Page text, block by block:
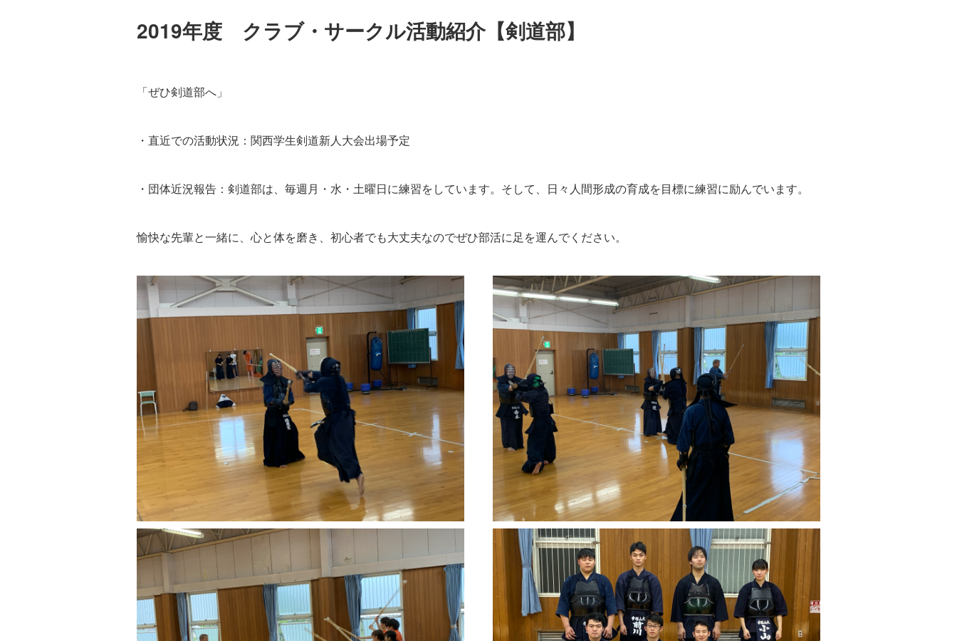
学びサポート 学年暦
2019年度 クラブ・サークル活動紹介【剣道部】
「ぜひ剣道部へ」
・直近での活動状況：関西学生剣道新人大会出場予定
・団体近況報告：剣道部は、毎週月・水・土曜日に練習をしています。そして、日々人間形成の育成を目標に練習に励んでいます。
愉快な先輩と一緒に、心と体を磨き、初心者でも大丈夫なのでぜひ部活に足を運んでください。